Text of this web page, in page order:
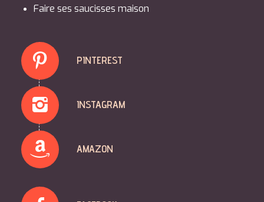
Faire ses saucisses maison
PINTEREST
INSTAGRAM
AMAZON